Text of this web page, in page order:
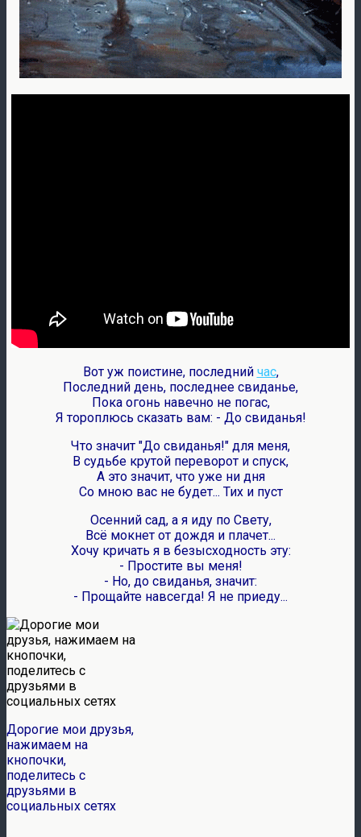
Вот уж поистине, последний час,
Последний день, последнее свиданье,
Пока огонь навечно не погас,
Я тороплюсь сказать вам: - До свиданья!
Что значит "До свиданья!" для меня,
В судьбе крутой переворот и спуск,
А это значит, что уже ни дня
Со мною вас не будет... Тих и пуст
Осенний сад, а я иду по Свету,
Всё мокнет от дождя и плачет...
Хочу кричать я в безысходность эту:
- Простите вы меня!
- Но, до свиданья, значит:
- Прощайте навсегда! Я не приеду...
Дорогие мои друзья,
нажимаем на
кнопочки,
поделитесь с
друзьями в
социальных сетях